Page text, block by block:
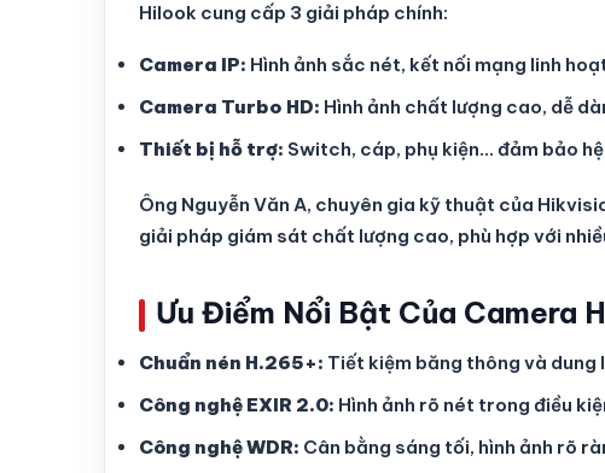
Hilook cung cấp 3 giải pháp chính:
Camera IP: Hình ảnh sắc nét, kết nối mạng linh
Camera Turbo HD: Hình ảnh chất lượng cao, dễ
Thiết bị hỗ trợ: Switch, cáp, phụ kiện… đảm bảo
Ông Nguyễn Văn A, chuyên gia kỹ thuật của
giải pháp giám sát chất lượng cao, phù hợp với
Ưu Điểm Nổi Bật Của Camera
Chuẩn nén H.265+: Tiết kiệm băng thông và dung
Công nghệ EXIR 2.0: Hình ảnh rõ nét trong điều
Công nghệ WDR: Cân bằng sáng tối, hình ảnh rõ